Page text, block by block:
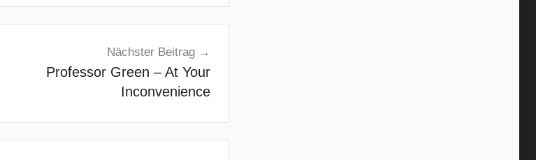
Nächster Beitrag
Professor Green – At Your
Inconvenience